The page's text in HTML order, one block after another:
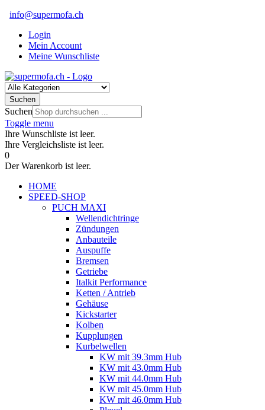
info@supermofa.ch
Login
Mein Account
Meine Wunschliste
Suchen
Suchen
Toggle menu
Ihre Wunschliste ist leer.
Ihre Vergleichsliste ist leer.
0
Der Warenkorb ist leer.
HOME
SPEED-SHOP
PUCH MAXI
Wellendichtringe
Zündungen
Anbauteile
Auspuffe
Bremsen
Getriebe
Italkit Performance
Ketten / Antrieb
Gehäuse
Kickstarter
Kolben
Kupplungen
Kurbelwellen
KW mit 39.3mm Hub
KW mit 43.0mm Hub
KW mit 44.0mm Hub
KW mit 45.0mm Hub
KW mit 46.0mm Hub